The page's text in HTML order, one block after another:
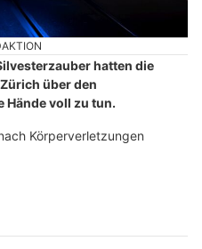
hatten die
über den
Hände voll zu tun.
Körperverletzungen